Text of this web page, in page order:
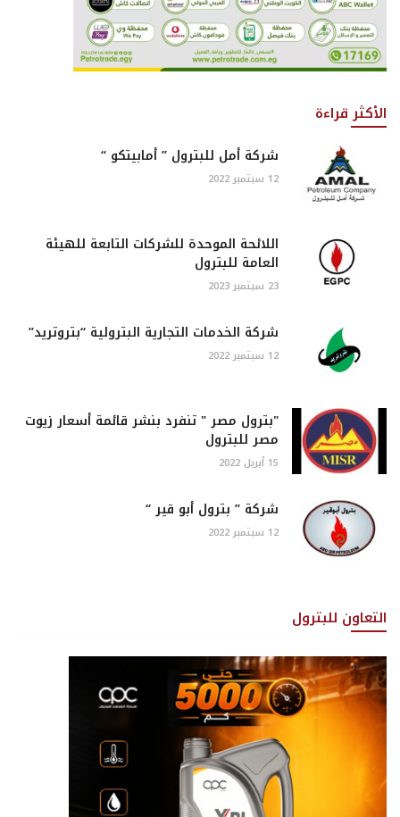
الأكثر قراءة
شركة أمل للبترول ” أمابيتكو “
12 سبتمبر 2022
اللائحة الموحدة للشركات التابعة للهيئة
العامة للبترول
23 سبتمبر 2023
شركة الخدمات التجارية البترولية “بتروتريد”
12 سبتمبر 2022
"بترول مصر " تنفرد بنشر قائمة أسعار زيوت
مصر للبترول
15 أبريل 2022
شركة ” بترول أبو قير “
12 سبتمبر 2022
التعاون للبترول